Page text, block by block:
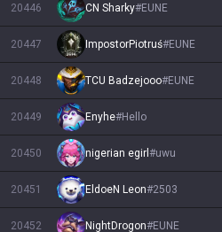
20446 CN Sharky#EUNE
20447 ImpostorPiotruś#EUNE
20448 TCU Badzejooo#EUNE
20449 Enyhe#Hello
20450 nigerian egirl #uwu
20451 EldoeN Leon#2503
20452 NightDrogon#EUNE